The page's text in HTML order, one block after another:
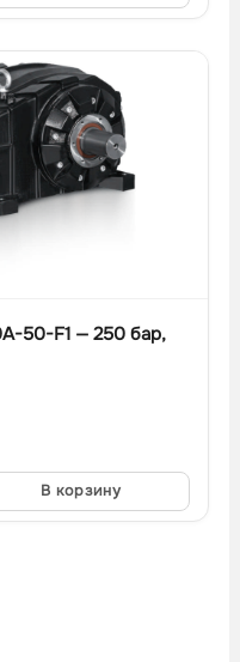
50-F1 — 250 бар,
В корзину